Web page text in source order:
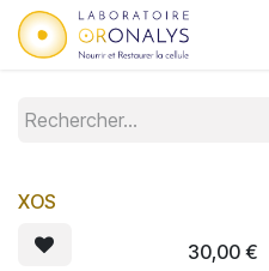
Se rendre au contenu
XOS
30,00€